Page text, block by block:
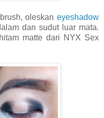
oleskan eyeshadow
dan sudut luar mata.
matte dari NYX Sex